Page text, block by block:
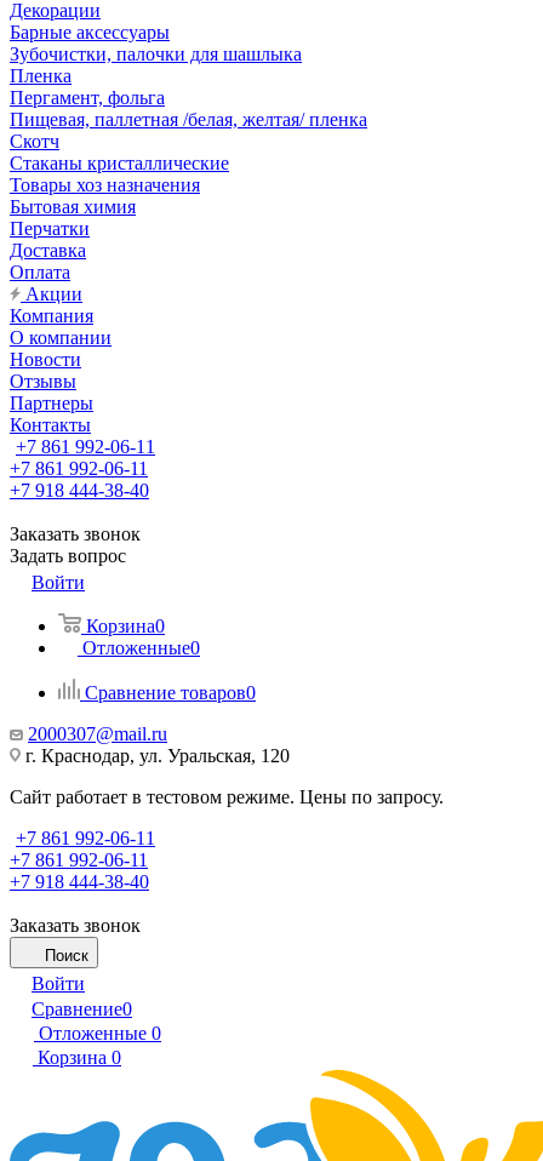
Декорации
Барные аксессуары
Зубочистки, палочки для шашлыка
Пленка
Пергамент, фольга
Пищевая, паллетная /белая, желтая/ пленка
Скотч
Стаканы кристаллические
Товары хоз назначения
Бытовая химия
Перчатки
Доставка
Оплата
Акции
Компания
О компании
Новости
Отзывы
Партнеры
Контакты
+7 861 992-06-11
+7 861 992-06-11
+7 918 444-38-40
Заказать звонок
Задать вопрос
Войти
Корзина0
Отложенные0
Сравнение товаров0
2000307@mail.ru
г. Краснодар, ул. Уральская, 120
Сайт работает в тестовом режиме. Цены по запросу.
+7 861 992-06-11
+7 861 992-06-11
+7 918 444-38-40
Заказать звонок
Поиск
Войти
Сравнение0
Отложенные 0
Корзина 0